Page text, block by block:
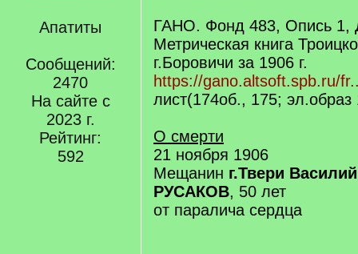
Апатиты
Сообщений:
2470
На сайте с
2023 г.
Рейтинг:
592
ГАНО. Фонд 483, Опись 1,
Метрическая книга
г.Боровичи за 1906 г.
https://gano.altsoft.spb.ru/
лист(174об., 175; эл.образ
О смерти
21 ноября 1906
Мещанин г.Твери
РУСАКОВ, 50 лет
от паралича сердца